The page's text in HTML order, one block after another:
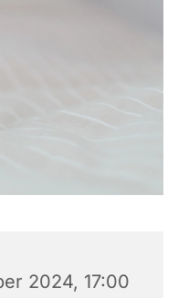
2024, 17:00